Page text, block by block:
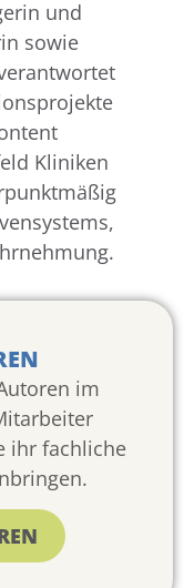
und
sowie
Kliniken
im
ihr fachliche